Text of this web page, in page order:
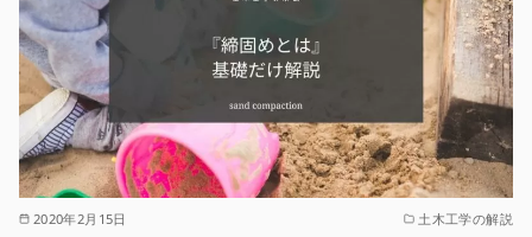
2020年2月15日 土木工学の解説